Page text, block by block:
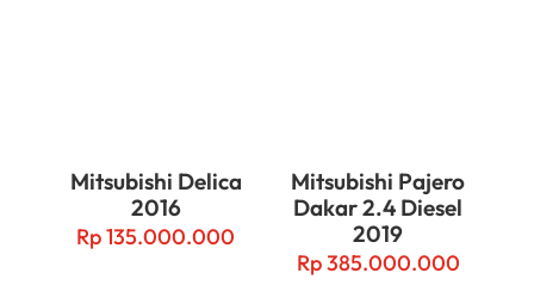
Mitsubishi Delica
2016
Rp135.000.000
Mitsubishi Pajero
Dakar 2.4 Diesel
2019
Rp385.000.000